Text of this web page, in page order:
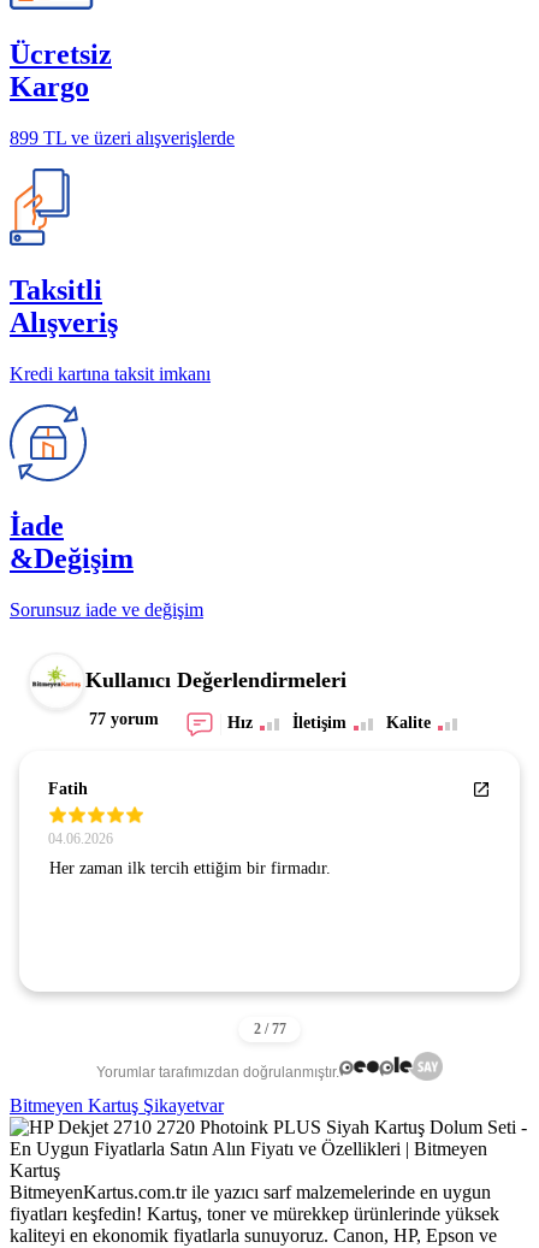
Ücretsiz
Kargo
899 TL ve üzeri alışverişlerde
Taksitli
Alışveriş
Kredi kartına taksit imkanı
İade
&Değişim
Sorunsuz iade ve değişim
Kullanıcı Değerlendirmeleri
77 yorum Hız İletişim Kalite
Fatih
04.06.2026
Her zaman ilk tercih ettiğim bir firmadır.
Yorumlar tarafımızdan doğrulanmıştır.
Bitmeyen Kartuş Şikayetvar
BitmeyenKartus.com.tr ile yazıcı sarf malzemelerinde en uygun
fiyatları keşfedin! Kartuş, toner ve mürekkep ürünlerinde yüksek
kaliteyi en ekonomik fiyatlarla sunuyoruz. Canon, HP, Epson ve